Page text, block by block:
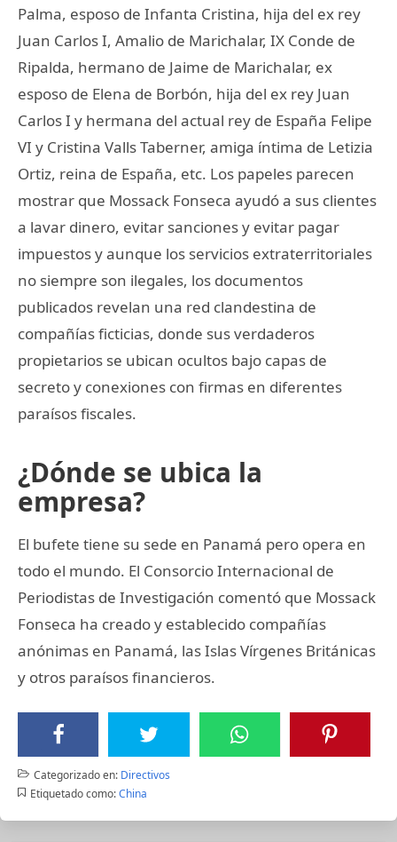
Palma, esposo de Infanta Cristina, hija del ex rey
Juan Carlos I, Amalio de Marichalar, IX Conde de
Ripalda, hermano de Jaime de Marichalar, ex
esposo de Elena de Borbón, hija del ex rey Juan
Carlos I y hermana del actual rey de España Felipe
VI y Cristina Valls Taberner, amiga íntima de Letizia
Ortiz, reina de España, etc. Los papeles parecen
mostrar que Mossack Fonseca ayudó a sus clientes
a lavar dinero, evitar sanciones y evitar pagar
impuestos y aunque los servicios extraterritoriales
no siempre son ilegales, los documentos
publicados revelan una red clandestina de
compañías ficticias, donde sus verdaderos
propietarios se ubican ocultos bajo capas de
secreto y conexiones con firmas en diferentes
paraísos fiscales.
¿Dónde se ubica la
empresa?
El bufete tiene su sede en Panamá pero opera en
todo el mundo. El Consorcio Internacional de
Periodistas de Investigación comentó que Mossack
Fonseca ha creado y establecido compañías
anónimas en Panamá, las Islas Vírgenes Británicas
y otros paraísos financieros.
Categorizado en: Directivos
Etiquetado como: China